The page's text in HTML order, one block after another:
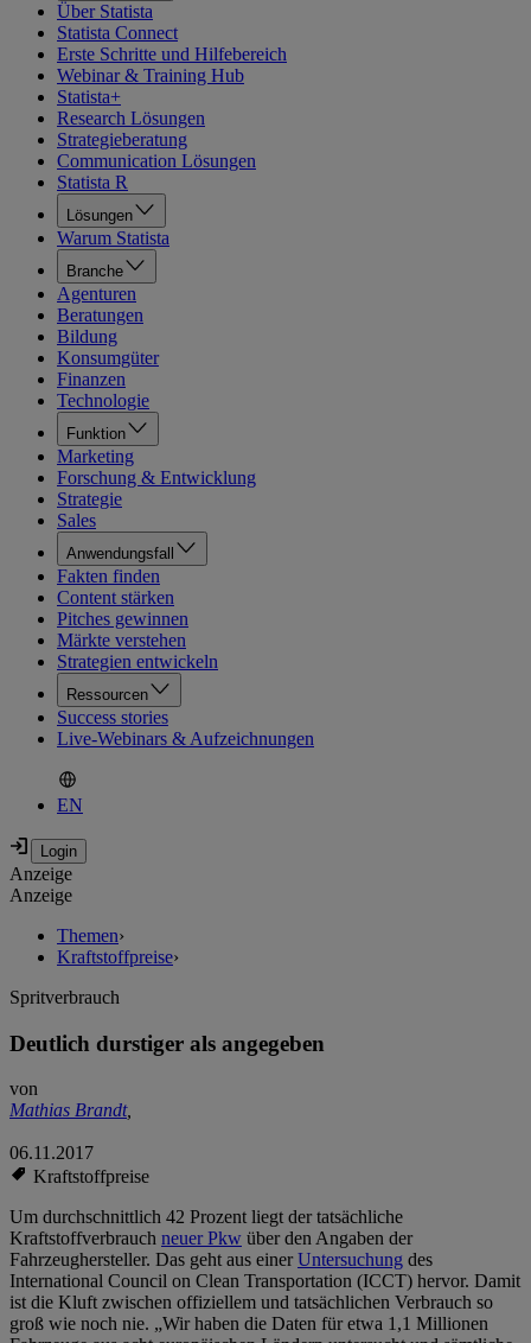
Über Statista
Statista Connect
Erste Schritte und Hilfebereich
Webinar & Training Hub
Statista+
Research Lösungen
Strategieberatung
Communication Lösungen
Statista R
Lösungen
Warum Statista
Branche
Agenturen
Beratungen
Bildung
Konsumgüter
Finanzen
Technologie
Funktion
Marketing
Forschung & Entwicklung
Strategie
Sales
Anwendungsfall
Fakten finden
Content stärken
Pitches gewinnen
Märkte verstehen
Strategien entwickeln
Ressourcen
Success stories
Live-Webinars & Aufzeichnungen
EN
Anzeige
Anzeige
Themen›
Kraftstoffpreise›
Spritverbrauch
Deutlich durstiger als angegeben
von
Mathias Brandt,
06.11.2017
Kraftstoffpreise
Um durchschnittlich 42 Prozent liegt der tatsächliche
Kraftstoffverbrauch neuer Pkw über den Angaben der
Fahrzeughersteller. Das geht aus einerUntersuchung des
International Council on Clean Transportation (ICCT) hervor. Damit
ist die Kluft zwischen offiziellem und tatsächlichen Verbrauch so
groß wie noch nie. „Wir haben die Daten für etwa 1,1 Millionen